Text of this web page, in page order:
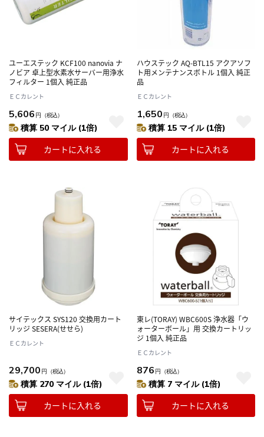
ユーエステック KCF100 nanovia ナ
ノビア 卓上型水素水サーバー用浄水
フィルター 1個入 純正品
ＥＣカレント
5,606 円 （税込）
積算 50 マイル (1倍)
カートに入れる
ハウステック AQ-BTL15 アクアソフ
ト用メンテナンスボトル 1個入 純正
品
ＥＣカレント
1,650 円 （税込）
積算 15 マイル (1倍)
カートに入れる
サイテックス SYS120 交換用カート
リッジ SESERA(せせら)
ＥＣカレント
29,700 円 （税込）
積算 270 マイル (1倍)
カートに入れる
東レ(TORAY) WBC600S 浄水器「ウ
ォーターボール」用 交換カートリッ
ジ 1個入 純正品
ＥＣカレント
876 円 （税込）
積算 7 マイル (1倍)
カートに入れる